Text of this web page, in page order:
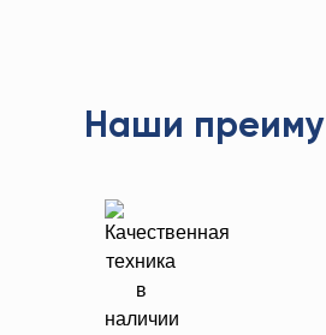
Наши